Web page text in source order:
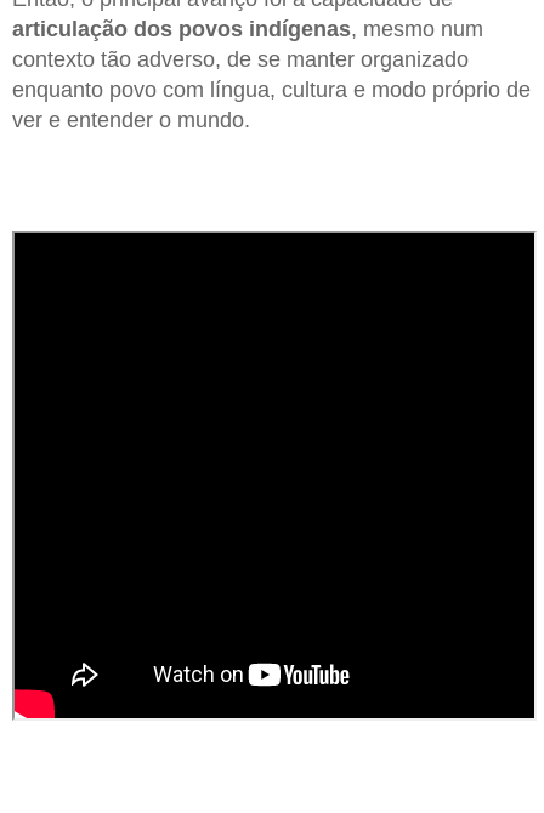
articulação dos povos indígenas, mesmo num
contexto tão adverso, de se manter organizado
enquanto povo com língua, cultura e modo próprio de
ver e entender o mundo.